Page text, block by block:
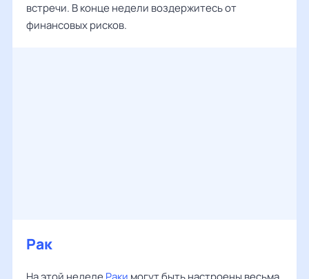
встречи. В конце недели воздержитесь от
финансовых рисков.
Рак